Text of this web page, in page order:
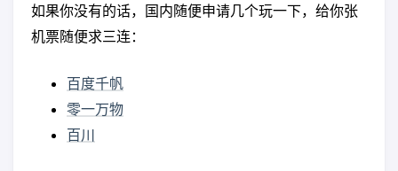
如果你没有的话，国内随便申请几个玩一下，给你张
机票随便求三连：
百度千帆
零一万物
百川